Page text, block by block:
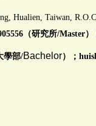
Hualien, Taiwan,
（研究所/Master
學部/Bachelor）